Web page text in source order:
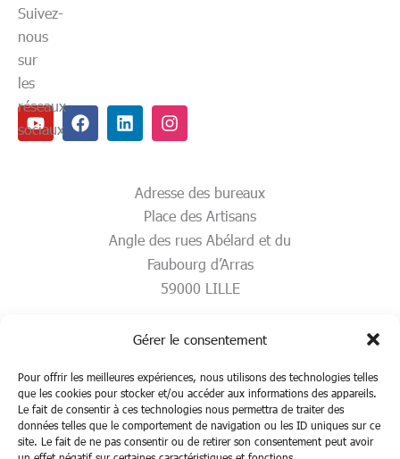
Gérer le consentement
Pour offrir les meilleures expériences, nous utilisons des technologies telles
que les cookies pour stocker et/ou accéder aux informations des appareils.
Le fait de consentir à ces technologies nous permettra de traiter des
données telles que le comportement de navigation ou les ID uniques sur ce
site. Le fait de ne pas consentir ou de retirer son consentement peut avoir
YoutubeFacebookLinkedinInstagram
Suivez-
nous
sur
les
réseaux
sociaux
Adresse des bureaux
Place des Artisans
Angle des rues Abélard et du
Faubourg d’Arras
59000 LILLE